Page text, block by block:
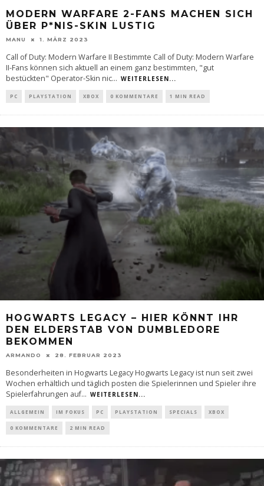
MODERN WARFARE 2-FANS MACHEN SICH
ÜBER P*NIS-SKIN LUSTIG
MANU 1. MÄRZ 2023
Call of Duty: Modern Warfare II Bestimmte Call of Duty: Modern Warfare
II-Fans können sich aktuell an einem ganz bestimmten, "gut
bestückten" Operator-Skin nic... WEITERLESEN...
PC PLAYSTATION XBOX 0 KOMMENTARE 1 MIN READ
HOGWARTS LEGACY – HIER KÖNNT IHR
DEN ELDERSTAB VON DUMBLEDORE
BEKOMMEN
ARMANDO 28. FEBRUAR 2023
Besonderheiten in Hogwarts Legacy Hogwarts Legacy ist nun seit zwei
Wochen erhältlich und täglich posten die Spielerinnen und Spieler ihre
Spielerfahrungen auf... WEITERLESEN...
ALLGEMEIN IM FOKUS PC PLAYSTATION SPECIALS XBOX
0 KOMMENTARE 2 MIN READ